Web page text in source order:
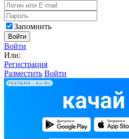
Запомнить
Войти
Войти
Или:
Регистрация
Разместить Войти
РЕКЛАМА • AU.RU